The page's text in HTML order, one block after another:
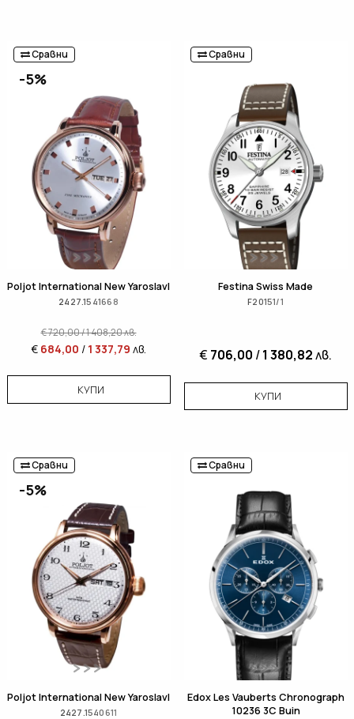
Сравни
-5%
Poljot International New Yaroslavl
2427.1541668
€720,00/1 408,20лв.
€ 684,00 / 1 337,79 лв.
КУПИ
Сравни
Festina Swiss Made
F20151/1
€ 706,00 /1 380,82лв.
КУПИ
Сравни
-5%
Poljot International New Yaroslavl
2427.1540611
Сравни
Edox Les Vauberts Chronograph
10236 3C Buin